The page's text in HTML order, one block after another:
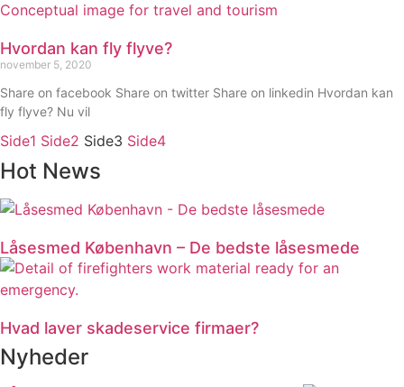
Hvordan kan fly flyve?
november 5, 2020
Share on facebook Share on twitter Share on linkedin Hvordan kan
fly flyve? Nu vil
Side1 Side2 Side3 Side4
Hot News
Låsesmed København – De bedste låsesmede
Hvad laver skadeservice firmaer?
Nyheder